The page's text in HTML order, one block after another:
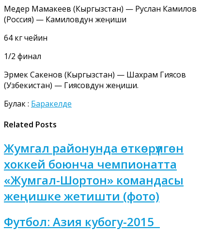
Медер Мамакеев (Кыргызстан) — Руслан Камилов
(Россия) — Камиловдун жеңиши
64 кг чейин
1/2 финал
Эрмек Сакенов (Кыргызстан) — Шахрам Гиясов
(Узбекистан) — Гиясовдун жеңиши.
Булак : Баракелде
Related Posts
Жумгал районунда өткөрүлгөн
хоккей боюнча чемпионатта
«Жумгал-Шортон» командасы
жеңишке жетишти (фото)
Футбол: Азия кубогу-2015